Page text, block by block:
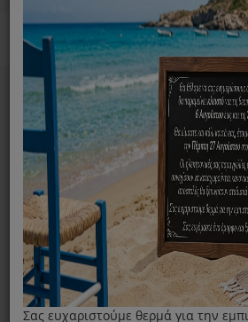
Ανταλλακτικά ηλεκτρικών συσκευών
Home Ιονιστής Αφυγραντήρας
ΦΊΛΤΡΑ Ταξινόμηση ανά:
Εμφάνιση:
Σας ευχαριστούμε θερμά για την